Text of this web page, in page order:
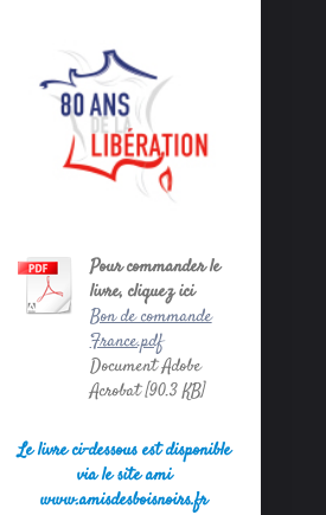
Pour commander le
livre, cliquez ici
Bon de commande
France.pdf
Document Adobe
Acrobat [90.3 KB]
Le livre ci-dessous est disponible
via le site ami
www.amisdesboisnoirs.fr